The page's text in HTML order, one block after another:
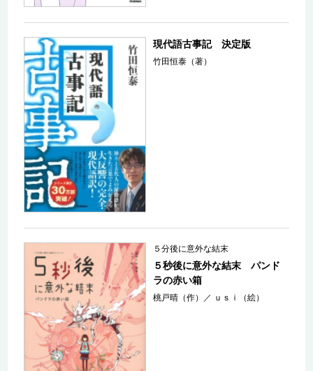
現代語古事記 決定版
竹田恒泰（著）
５分後に意外な結末
５秒後に意外な結末 パンド
ラの赤い箱
桃戸晴（作） ／ ｕｓｉ（絵）